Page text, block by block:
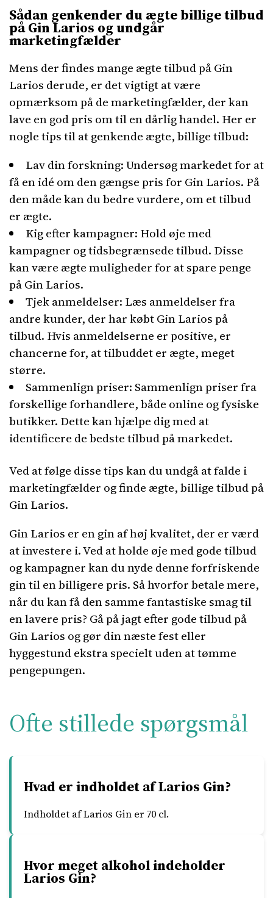
Sådan genkender du ægte billige tilbud
på Gin Larios og undgår
marketingfælder
Mens der findes mange ægte tilbud på Gin
Larios derude, er det vigtigt at være
opmærksom på de marketingfælder, der kan
lave en god pris om til en dårlig handel. Her er
nogle tips til at genkende ægte, billige tilbud:
Lav din forskning: Undersøg markedet for at
få en idé om den gængse pris for Gin Larios. På
den måde kan du bedre vurdere, om et tilbud
er ægte.
Kig efter kampagner: Hold øje med
kampagner og tidsbegrænsede tilbud. Disse
kan være ægte muligheder for at spare penge
på Gin Larios.
Tjek anmeldelser: Læs anmeldelser fra
andre kunder, der har købt Gin Larios på
tilbud. Hvis anmeldelserne er positive, er
chancerne for, at tilbuddet er ægte, meget
større.
Sammenlign priser: Sammenlign priser fra
forskellige forhandlere, både online og fysiske
butikker. Dette kan hjælpe dig med at
identificere de bedste tilbud på markedet.
Ved at følge disse tips kan du undgå at falde i
marketingfælder og finde ægte, billige tilbud på
Gin Larios.
Gin Larios er en gin af høj kvalitet, der er værd
at investere i. Ved at holde øje med gode tilbud
og kampagner kan du nyde denne forfriskende
gin til en billigere pris. Så hvorfor betale mere,
når du kan få den samme fantastiske smag til
en lavere pris? Gå på jagt efter gode tilbud på
Gin Larios og gør din næste fest eller
hyggestund ekstra specielt uden at tømme
pengepungen.
Ofte stillede spørgsmål
Hvad er indholdet af Larios Gin?
Indholdet af Larios Gin er 70 cl.
Hvor meget alkohol indeholder
Larios Gin?